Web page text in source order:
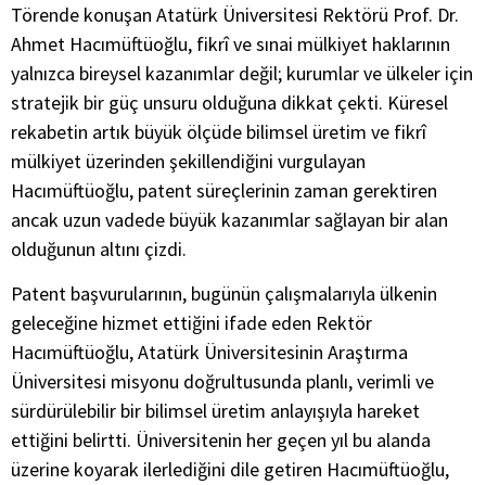
Törende konuşan Atatürk Üniversitesi Rektörü Prof. Dr.
Ahmet Hacımüftüoğlu, fikrî ve sınai mülkiyet haklarının
yalnızca bireysel kazanımlar değil; kurumlar ve ülkeler için
stratejik bir güç unsuru olduğuna dikkat çekti. Küresel
rekabetin artık büyük ölçüde bilimsel üretim ve fikrî
mülkiyet üzerinden şekillendiğini vurgulayan
Hacımüftüoğlu, patent süreçlerinin zaman gerektiren
ancak uzun vadede büyük kazanımlar sağlayan bir alan
olduğunun altını çizdi.
Patent başvurularının, bugünün çalışmalarıyla ülkenin
geleceğine hizmet ettiğini ifade eden Rektör
Hacımüftüoğlu, Atatürk Üniversitesinin Araştırma
Üniversitesi misyonu doğrultusunda planlı, verimli ve
sürdürülebilir bir bilimsel üretim anlayışıyla hareket
ettiğini belirtti. Üniversitenin her geçen yıl bu alanda
üzerine koyarak ilerlediğini dile getiren Hacımüftüoğlu,